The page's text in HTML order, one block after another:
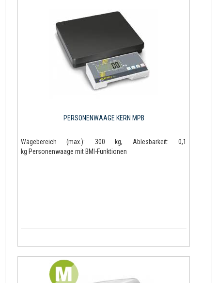
PERSONENWAAGE KERN MPB
Wägebereich (max.): 300 kg, Ablesbarkeit: 0,1
kg Personenwaage mit BMI-Funktionen